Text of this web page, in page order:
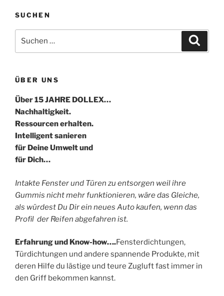
SUCHEN
nach:
ÜBER UNS
Über 15 JAHRE DOLLEX…
Nachhaltigkeit.
Ressourcen erhalten.
Intelligent sanieren
für Deine Umwelt und
für Dich…
Intakte Fenster und Türen zu entsorgen weil ihre
Gummis nicht mehr funktionieren, wäre das Gleiche,
als würdest Du Dir ein neues Auto kaufen, wenn das
Profil der Reifen abgefahren ist.
Erfahrung und Know-how….Fensterdichtungen,
Türdichtungen und andere spannende Produkte, mit
deren Hilfe du lästige und teure Zugluft fast immer in
den Griff bekommen kannst.